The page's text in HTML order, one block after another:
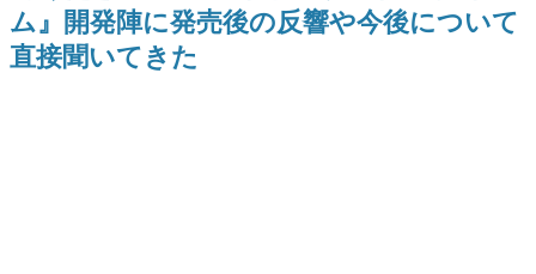
赫本
この物語を解いてはいけない。『赫本』は、〈試験問題〉
の形をした短編ホラー小説集です。
ム』開発陣に発売後の反響や今後について
直接聞いてきた